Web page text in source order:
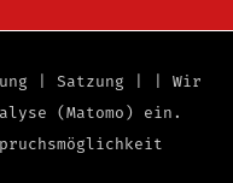
|Satzung |Wir
(Matomo) ein.